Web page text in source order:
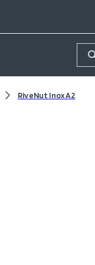
RiveNut Inox A2